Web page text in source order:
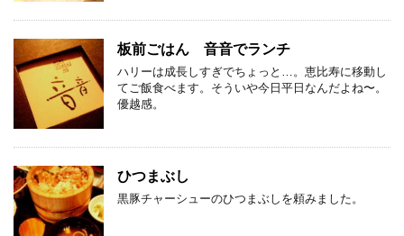
板前ごはん 音音でランチ
ハリーは成長しすぎでちょっと…。恵比寿に移動し
てご飯食べます。そういや今日平日なんだよね〜。
優越感。
ひつまぶし
黒豚チャーシューのひつまぶしを頼みました。